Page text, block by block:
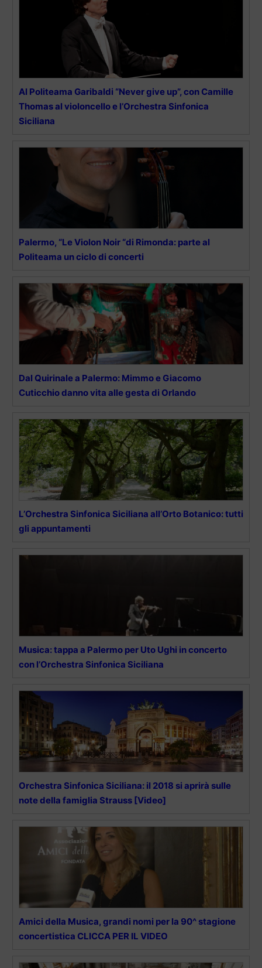
Al Politeama Garibaldi “Never give up”, con Camille
Thomas al violoncello e l’Orchestra Sinfonica
Siciliana
Palermo, “Le Violon Noir “di Rimonda: parte al
Politeama un ciclo di concerti
Dal Quirinale a Palermo: Mimmo e Giacomo
Cuticchio danno vita alle gesta di Orlando
L’Orchestra Sinfonica Siciliana all’Orto Botanico: tutti
gli appuntamenti
Musica: tappa a Palermo per Uto Ughi in concerto
con l’Orchestra Sinfonica Siciliana
Orchestra Sinfonica Siciliana: il 2018 si aprirà sulle
note della famiglia Strauss [Video]
Amici della Musica, grandi nomi per la 90^ stagione
concertistica CLICCA PER IL VIDEO